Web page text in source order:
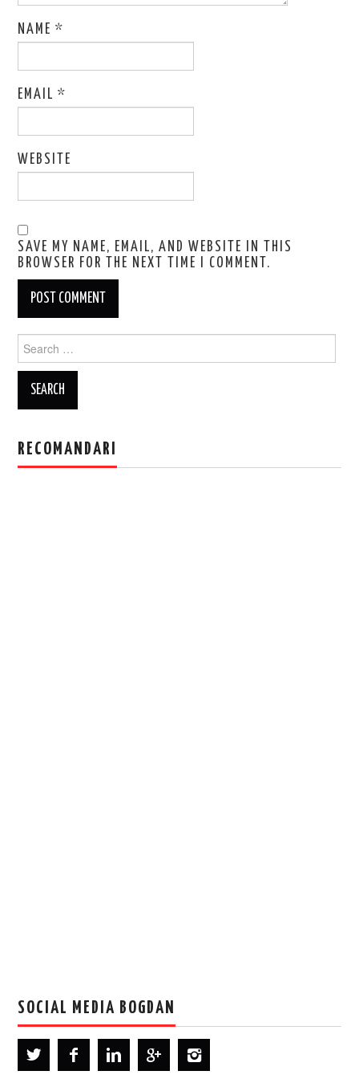
NAME*
EMAIL*
WEBSITE
SAVE MY NAME, EMAIL, AND WEBSITE IN THIS
BROWSER FOR THE NEXT TIME I COMMENT.
for:
RECOMANDARI
SOCIAL MEDIA BOGDAN